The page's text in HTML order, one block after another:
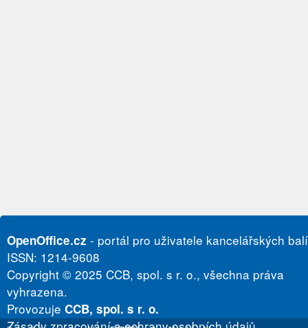
OpenOffice.cz - portál pro uživatele kancelářských
ISSN: 1214-9608
Copyright © 2025 CCB, spol. s r. o., všechna práva
vyhrazena.
Provozuje CCB, spol. s r. o.